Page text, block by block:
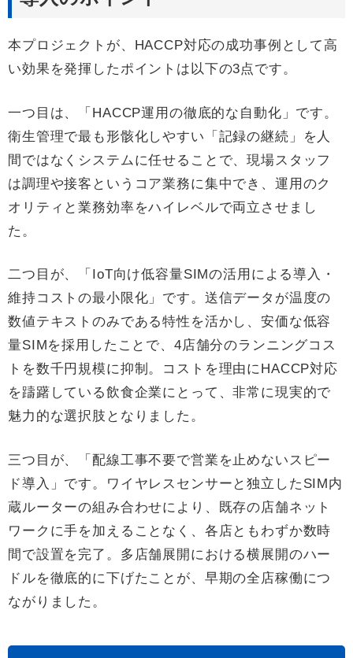
本プロジェクトが、HACCP対応の成功事例として高
い効果を発揮したポイントは以下の3点です。
一つ目は、「HACCP運用の徹底的な自動化」です。
衛生管理で最も形骸化しやすい「記録の継続」を人
間ではなくシステムに任せることで、現場スタッフ
は調理や接客というコア業務に集中でき、運用のク
オリティと業務効率をハイレベルで両立させまし
た。
二つ目が、「IoT向け低容量SIMの活用による導入・
維持コストの最小限化」です。送信データが温度の
数値テキストのみである特性を活かし、安価な低容
量SIMを採用したことで、4店舗分のランニングコス
トを数千円規模に抑制。コストを理由にHACCP対応
を躊躇している飲食企業にとって、非常に現実的で
魅力的な選択肢となりました。
三つ目が、「配線工事不要で営業を止めないスピー
ド導入」です。ワイヤレスセンサーと独立したSIM内
蔵ルーターの組み合わせにより、既存の店舗ネット
ワークに手を加えることなく、各店ともわずか数時
間で設置を完了。多店舗展開における横展開のハー
ドルを徹底的に下げたことが、早期の全店稼働につ
ながりました。